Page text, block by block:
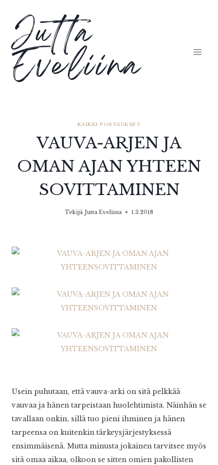
sisältöön
Jutta
Eveliina
KAIKKI POSTAUKSET
VAUVA-ARJEN JA
OMAN AJAN YHTEEN
SOVITTAMINEN
Tekijä Jutta Eveliina 1.3.2018
Usein puhutaan, että vauva-arki on sitä pelkkää
vauvaa ja hänen tarpeistaan huolehtimista. Näinhän se
tavallaan onkin, sillä tuo pieni ihminen ja hänen
tarpeensa on kuitenkin tärkeysjärjestyksessä
ensimmäisenä. Mutta minusta jokainen tarvitsee myös
sitä omaa aikaa, olkoon se sitten omien pakollisten